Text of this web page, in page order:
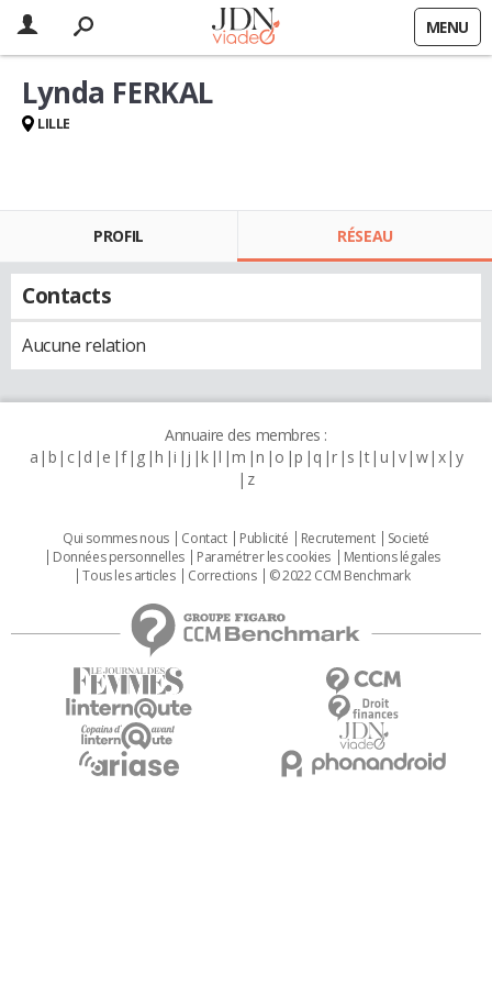
MENU
Lynda FERKAL
LILLE
PROFIL RÉSEAU
Contacts
Aucune relation
Annuaire des membres :
a b c d e f g h i j k l m n o p q r s t u v w x y
z
Qui sommes nous Contact Publicité Recrutement
Societé
Données personnelles
Paramétrer les cookies
Mentions légales
Tous les articles
Corrections © 2022 CCM Benchmark